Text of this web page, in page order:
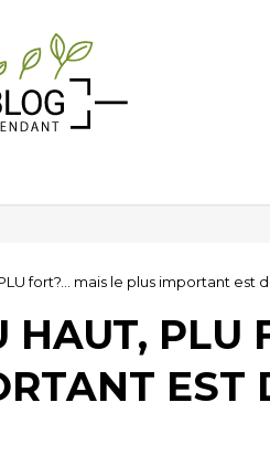
fort?... mais le plus important est
HAUT, PLU
EST